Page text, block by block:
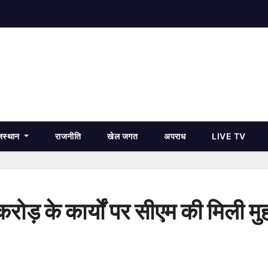
राजनीति खेल जगत अपराध LIVE TV
के कार्यों पर सीएम की मिली